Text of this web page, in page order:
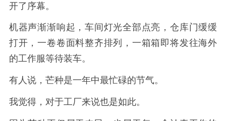
开了序幕。
机器声渐渐响起，车间灯光全部点亮，仓库门缓缓
打开，一卷卷面料整齐排列，一箱箱即将发往海外
的工作服等待装车。
有人说，芒种是一年中最忙碌的节气。
我觉得，对于工厂来说也是如此。